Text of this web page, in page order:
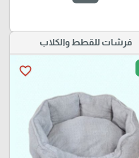
فرشات للقطط والكلاب
favorite_border